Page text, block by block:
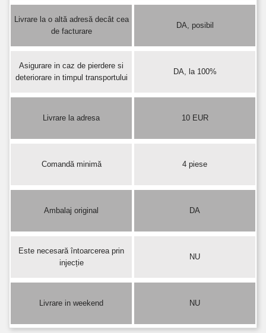
Livrare la o altă adresă decât cea
de facturare
DA, posibil
Asigurare in caz de pierdere si
deteriorare in timpul transportului
DA, la 100%
Livrare la adresa 10 EUR
Comandă minimă 4 piese
Ambalaj original DA
Este necesară întoarcerea prin
injecție
NU
Livrare in weekend NU